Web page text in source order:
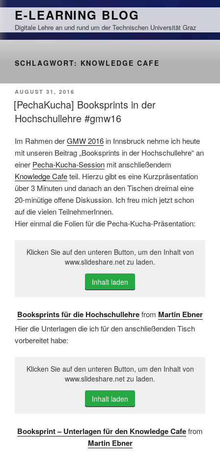
Zum
springen
E-LEARNING BLOG
Digitale Lehre an und rund um der Technischen Universität Graz
SCHLAGWORT: KNOWLEDGE CAFE
VERÖFFENTLICHT
AM
AUGUST 31, 2016
[PechaKucha] Booksprints in der
Hochschullehre #gmw16
Im Rahmen derGMW 2016 in Innsbruck nehme ich heute
mit unseren Beitrag „Booksprints in der Hochschullehre“ an
einer Pecha-Kucha-Session mit anschließendem
Knowledge Cafeteil. Hierzu gibt es eine Kurzpräsentation
über 3 Minuten und danach an den Tischen dreimal eine
20-minütige offene Diskussion. Ich freu mich jetzt schon
auf die vielen TeilnehmerInnen.
Hier einmal die Folien für die Pecha-Kucha-Präsentation:
Klicken Sie auf den unteren Button, um den Inhalt von
www.slideshare.net zu laden.
Inhalt laden
Booksprints für die Hochschullehrefrom Martin Ebner
Hier die Unterlagen die ich für den anschließenden Tisch
vorbereitet habe:
Klicken Sie auf den unteren Button, um den Inhalt von
www.slideshare.net zu laden.
Inhalt laden
Booksprint – Unterlagen für den Knowledge Cafefrom
Martin Ebner